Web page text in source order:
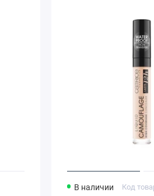
В наличии Код